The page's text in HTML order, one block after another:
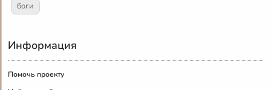
боги
Информация
Помочь проекту